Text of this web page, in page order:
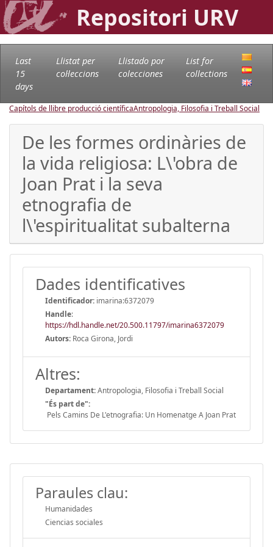
Repositori URV
Last
15
days
Llistat per
col·leccions
Llistado por
colecciones
List for
collections
Capítols de llibre producció científicaAntropologia, Filosofia i Treball Social
De les formes ordinàries de
la vida religiosa: L\'obra de
Joan Prat i la seva
etnografia de
l\'espiritualitat subalterna
Dades identificatives
Identificador: imarina:6372079
Handle:
https://hdl.handle.net/20.500.11797/imarina6372079
Autors: Roca Girona, Jordi
Altres:
Departament:Antropologia, Filosofia i Treball Social
"És part de":
Pels Camins De L'etnografia: Un Homenatge A Joan Prat
Paraules clau:
Humanidades
Ciencias sociales